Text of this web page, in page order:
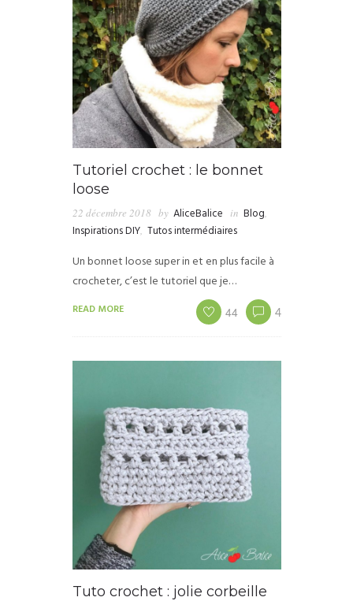
Tutoriel crochet : le bonnet
loose
22 décembre 2018 by AliceBalice in Blog,
Inspirations DIY, Tutos intermédiaires
Un bonnet loose super in et en plus facile à
crocheter, c’est le tutoriel que je…
READ MORE 44 4
Tuto crochet : jolie corbeille